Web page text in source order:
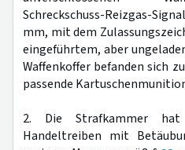
Schreckschuss-Reizgas-
mm, mit dem
eingeführtem, aber
Waffenkoffer befanden sich
passende
2. Die Strafkammer hat
Handeltreiben mit